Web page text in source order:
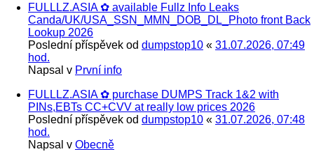
FULLLZ.ASIA ✿ available Fullz Info Leaks
Canda/UK/USA_SSN_MMN_DOB_DL_Photo front Back
Lookup 2026
Poslední příspěvek od dumpstop10 « 31.07.2026, 07:49
hod.
Napsal v První info
FULLLZ.ASIA ✿ purchase DUMPS Track 1&2 with
PINs,EBTs CC+CVV at really low prices 2026
Poslední příspěvek od dumpstop10 « 31.07.2026, 07:48
hod.
Napsal v Obecně